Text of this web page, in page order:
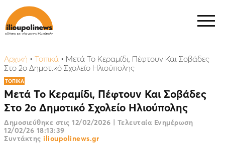
Αρχική • Τοπικά • Μετά Το Κεραμίδι, Πέφτουν Και Σοβάδες
Στο 2ο Δημοτικό Σχολείο Ηλιούπολης
ΤΟΠΙΚΑ
Μετά Το Κεραμίδι, Πέφτουν Και Σοβάδες
Στο 2ο Δημοτικό Σχολείο Ηλιούπολης
Δημοσιεύθηκε στις 12/02/2026 | Τελευταία Ενημέρωση
12/02/26 18:13:39
Συντάκτης ilioupolinews.gr